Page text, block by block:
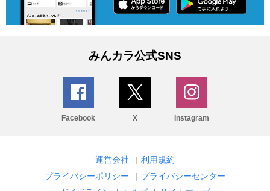
みんカラ公式SNS
Facebook X Instagram
運営会社 | 利用規約
プライバシーポリシー
| プライバシーセンター